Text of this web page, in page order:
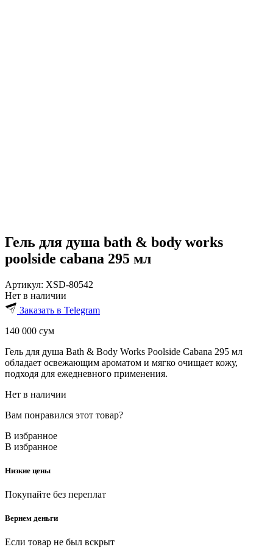
Гель для душа bath & body works
poolside cabana 295 мл
Артикул: XSD-80542
Нет в наличии
Заказать в Telegram
140 000 сум
Гель для душа Bath & Body Works Poolside Cabana 295 мл
обладает освежающим ароматом и мягко очищает кожу,
подходя для ежедневного применения.
Нет в наличии
Вам понравился этот товар?
В избранное
В избранное
Низкие цены
Покупайте без переплат
Вернем деньги
Если товар не был вскрыт